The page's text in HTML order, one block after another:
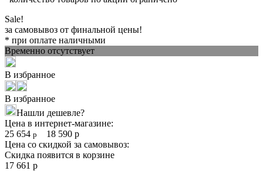
Sale!
за самовывоз от финальной цены!
* при оплате наличными
Временно отсутствует
В избранное
В избранное
Нашли дешевле?
Цена в интернет-магазине:
25 654 р 18 590 р
Цена со скидкой за самовывоз:
Скидка появится в корзине
17 661 р